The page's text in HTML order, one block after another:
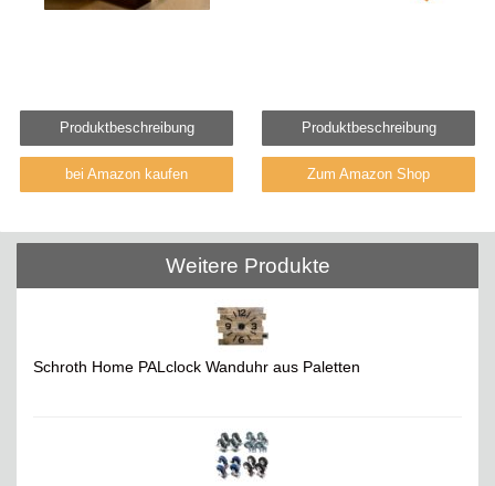
Produktbeschreibung
bei Amazon kaufen
Produktbeschreibung
Zum Amazon Shop
Weitere Produkte
Schroth Home PALclock Wanduhr aus Paletten